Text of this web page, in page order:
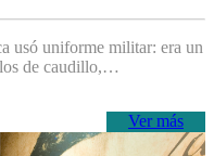
usó uniforme militar: era un
de caudillo,…
Ver más